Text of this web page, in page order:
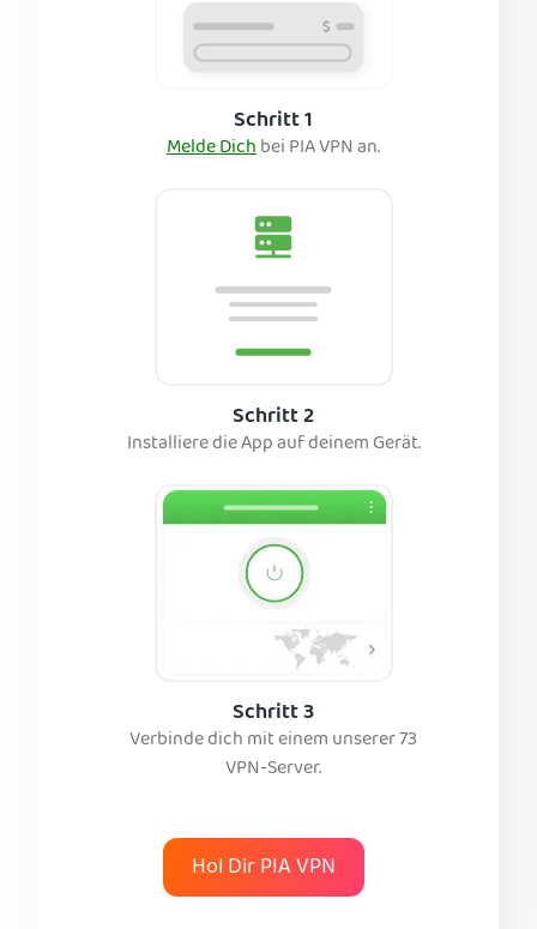
Schritt 1
Melde Dichbei PIA VPN an.
Schritt 2
Installiere die App auf deinem Gerät.
Schritt 3
Verbinde dich mit einem unserer 73
VPN-Server.
Hol Dir PIA VPN